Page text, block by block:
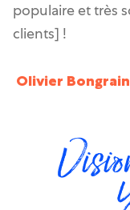
populaire et très
clients] !
Olivier